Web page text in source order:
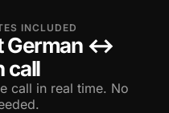
INCLUDED
German ↔
call
call in real time. No